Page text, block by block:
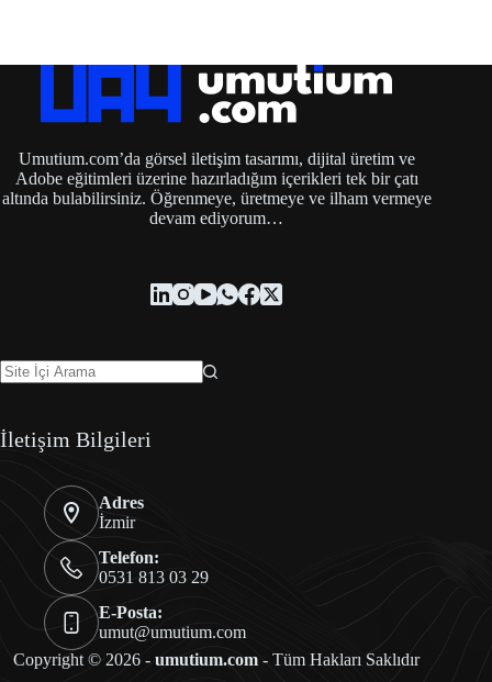
Umutium.com’da görsel iletişim tasarımı, dijital üretim ve
Adobe eğitimleri üzerine hazırladığım içerikleri tek bir çatı
altında bulabilirsiniz. Öğrenmeye, üretmeye ve ilham vermeye
devam ediyorum…
İletişim Bilgileri
Adres
İzmir
Telefon:
0531 813 03 29
E-Posta:
umut@umutium.com
Copyright © 2026 -umutium.com - Tüm Hakları Saklıdır